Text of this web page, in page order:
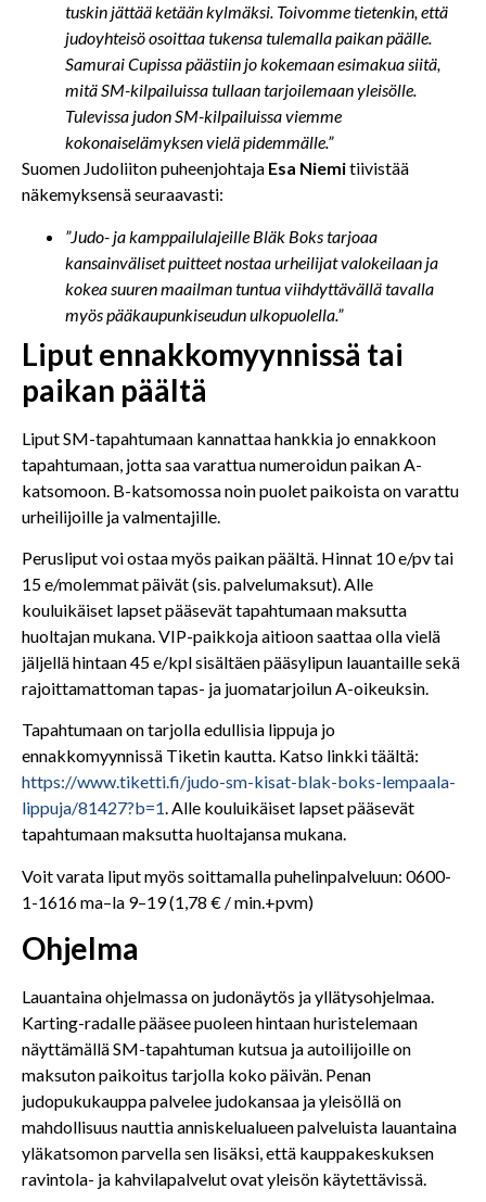
tuskin jättää ketään kylmäksi. Toivomme tietenkin, että
judoyhteisö osoittaa tukensa tulemalla paikan päälle.
Samurai Cupissa päästiin jo kokemaan esimakua siitä,
mitä SM-kilpailuissa tullaan tarjoilemaan yleisölle.
Tulevissa judon SM-kilpailuissa viemme
kokonaiselämyksen vielä pidemmälle.”
Suomen Judoliiton puheenjohtaja Esa Niemitiivistää
näkemyksensä seuraavasti:
”Judo- ja kamppailulajeille Bläk Boks tarjoaa
kansainväliset puitteet nostaa urheilijat valokeilaan ja
kokea suuren maailman tuntua viihdyttävällä tavalla
myös pääkaupunkiseudun ulkopuolella.”
Liput ennakkomyynnissä tai
paikan päältä
Liput SM-tapahtumaan kannattaa hankkia jo ennakkoon
tapahtumaan, jotta saa varattua numeroidun paikan A-
katsomoon. B-katsomossa noin puolet paikoista on varattu
urheilijoille ja valmentajille.
Perusliput voi ostaa myös paikan päältä. Hinnat 10 e/pv tai
15 e/molemmat päivät (sis. palvelumaksut). Alle
kouluikäiset lapset pääsevät tapahtumaan maksutta
huoltajan mukana. VIP-paikkoja aitioon saattaa olla vielä
jäljellä hintaan 45 e/kpl sisältäen pääsylipun lauantaille sekä
rajoittamattoman tapas- ja juomatarjoilun A-oikeuksin.
Tapahtumaan on tarjolla edullisia lippuja jo
ennakkomyynnissä Tiketin kautta. Katso linkki täältä:
https://www.tiketti.fi/judo-sm-kisat-blak-boks-lempaala-
lippuja/81427?b=1. Alle kouluikäiset lapset pääsevät
tapahtumaan maksutta huoltajansa mukana.
Voit varata liput myös soittamalla puhelinpalveluun: 0600-
1-1616 ma–la 9–19 (1,78 € / min.+pvm)
Ohjelma
Lauantaina ohjelmassa on judonäytös ja yllätysohjelmaa.
Karting-radalle pääsee puoleen hintaan huristelemaan
näyttämällä SM-tapahtuman kutsua ja autoilijoille on
maksuton paikoitus tarjolla koko päivän. Penan
judopukukauppa palvelee judokansaa ja yleisöllä on
mahdollisuus nauttia anniskelualueen palveluista lauantaina
yläkatsomon parvella sen lisäksi, että kauppakeskuksen
ravintola- ja kahvilapalvelut ovat yleisön käytettävissä.